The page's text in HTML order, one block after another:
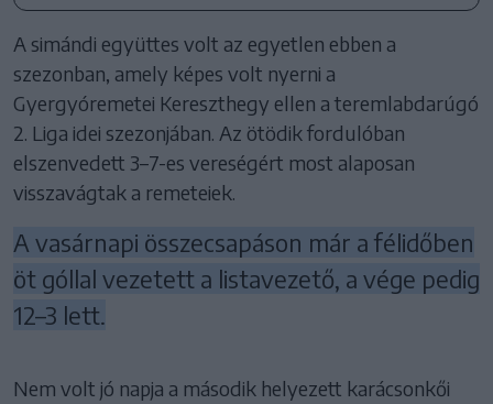
A simándi együttes volt az egyetlen ebben a
szezonban, amely képes volt nyerni a
Gyergyóremetei Kereszthegy ellen a teremlabdarúgó
2. Liga idei szezonjában. Az ötödik fordulóban
elszenvedett 3–7-es vereségért most alaposan
visszavágtak a remeteiek.
A vasárnapi összecsapáson már a félidőben
öt góllal vezetett a listavezető, a vége pedig
12–3 lett.
Nem volt jó napja a második helyezett karácsonkői